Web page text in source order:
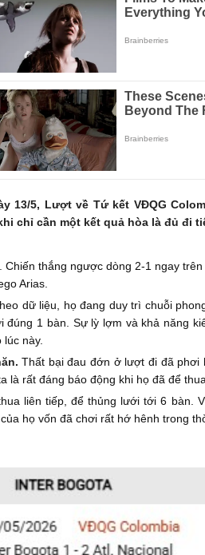
13/5, Lượt về Tứ kết VĐQG
chỉ cần một kết quả hòa là đủ đi
Chiến thắng ngược dòng 2-1 ngay
Arias.
dữ liệu, họ đang duy trì chuỗi
1 bàn. Sự lỳ lợm và khả năng
lúc này.
Thất bại đau đớn ở lượt đi đã phơi
là rất đáng báo động khi họ đã để
liên tiếp, để thủng lưới tới 6 bàn.
họ vốn đã chơi rất hớ hênh trong